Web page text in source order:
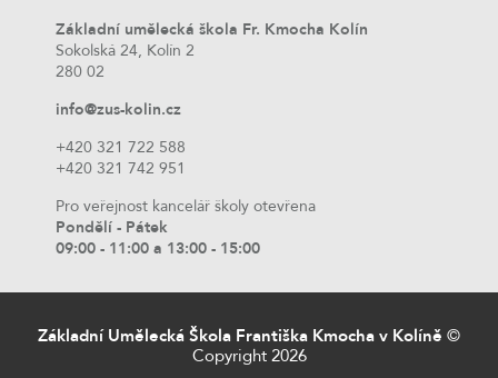
Základní umělecká škola Fr. Kmocha Kolín
Sokolská 24, Kolín 2
280 02
info@zus-kolin.cz
+420 321 722 588
+420 321 742 951
Pro veřejnost kancelář školy otevřena
Pondělí - Pátek
09:00 - 11:00 a 13:00 - 15:00
Základní Umělecká Škola Františka Kmocha v Kolíně ©
Copyright 2026